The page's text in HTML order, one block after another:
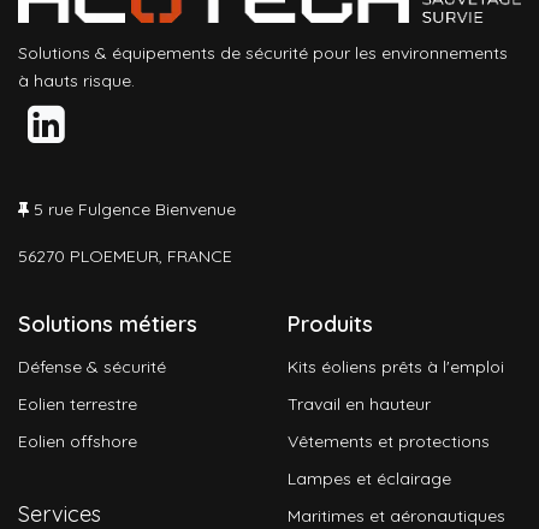
Solutions & équipements de sécurité pour les environnements
à hauts risque.
5 rue Fulgence Bienvenue
56270 PLOEMEUR, FRANCE
Solutions métiers
Défense & sécurité
Eolien terrestre
Eolien offshore
Services
Produits
Kits éoliens prêts à l'emploi
Travail en hauteur
Vêtements et protections
Lampes et éclairage
Maritimes et aéronautiques